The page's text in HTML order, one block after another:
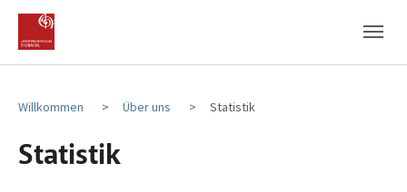
Zum Hauptinhalt
Zum Fußbereich
Willkommen Über uns Statistik
Statistik